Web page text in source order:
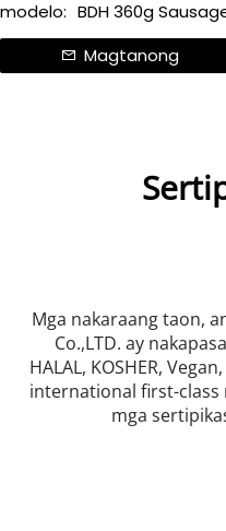
modelo: BDH 360g
Magtanong
Co.,LTD. ay
HALAL, KOSHER,
international first-class
mga